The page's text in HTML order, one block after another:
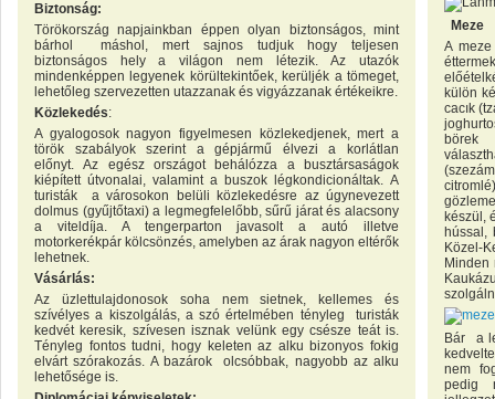
Biztonság:
Törökország napjainkban éppen olyan biztonságos, mint
bárhol máshol, mert sajnos tudjuk hogy teljesen
biztonságos hely a világon nem létezik. Az utazók
mindenképpen legyenek körültekintőek, kerüljék a tömeget,
lehetőleg szervezetten utazzanak és vigyázzanak értékeikre.
Közlekedés:
A gyalogosok nagyon figyelmesen közlekedjenek, mert a
török szabályok szerint a gépjármű élvezi a korlátlan
előnyt. Az egész országot behálózza a busztársaságok
kiépített útvonalai, valamint a buszok légkondicionáltak. A
turisták a városokon belüli közlekedésre az úgynevezett
dolmus (gyűjtőtaxi) a legmegfelelőbb, sűrű járat és alacsony
a viteldíja. A tengerparton javasolt a autó illetve
motorkerékpár kölcsönzés, amelyben az árak nagyon eltérők
lehetnek.
Vásárlás:
Az üzlettulajdonosok soha nem sietnek, kellemes és
szívélyes a kiszolgálás, a szó értelmében tényleg turisták
kedvét keresik, szívesen isznak velünk egy csésze teát is.
Tényleg fontos tudni, hogy keleten az alku bizonyos fokig
elvárt szórakozás. A bazárok olcsóbbak, nagyobb az alku
lehetősége is.
Meze
A
külön
cacık
börek
készül,
hússal,
Közel-
Minden
Bár a
nem
pedig